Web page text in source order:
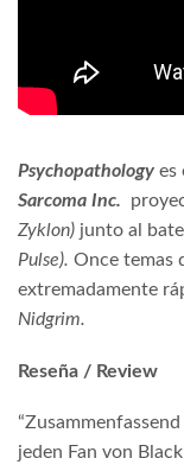
Psychopathology es
Sarcoma Inc.
Zyklon) junto al
Pulse). Once temas
extremadamente
Nidgrim.
Reseña / Review
jeden Fan von